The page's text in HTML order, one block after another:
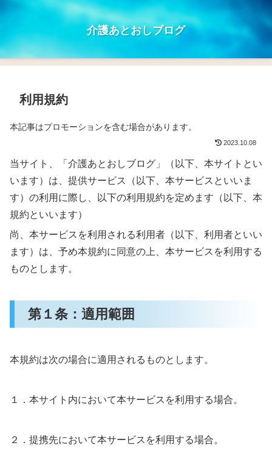
介護あとおしブログ
利用規約
本記事はプロモーションを含む場合があります。
2023.10.08
当サイト、「介護あとおしブログ」（以下、本サイトとい
います）は、提供サービス（以下、本サービスといいま
す）の利用に際し、以下の利用規約を定めます（以下、本
規約といいます）
尚、本サービスを利用される利用者（以下、利用者といい
ます）は、予め本規約に同意の上、本サービスを利用する
ものとします。
第１条：適用範囲
本規約は次の場合に適用されるものとします。
１．本サイト内において本サービスを利用する場合。
２．提携先において本サービスを利用する場合。